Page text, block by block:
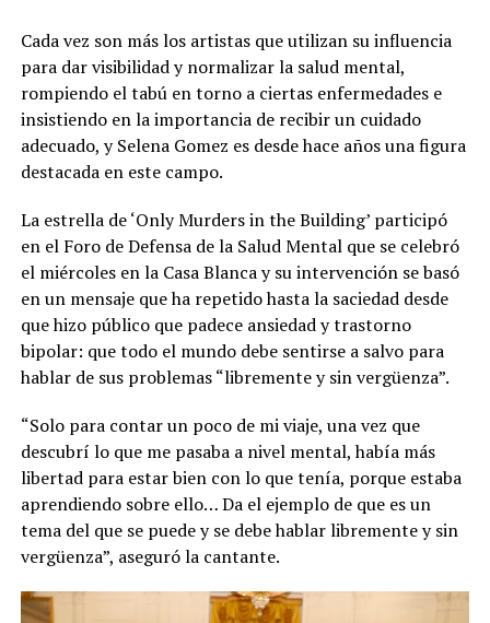
Cada vez son más los artistas que utilizan su influencia
para dar visibilidad y normalizar la salud mental,
rompiendo el tabú en torno a ciertas enfermedades e
insistiendo en la importancia de recibir un cuidado
adecuado, y Selena Gomez es desde hace años una figura
destacada en este campo.
La estrella de ‘Only Murders in the Building’ participó
en el Foro de Defensa de la Salud Mental que se celebró
el miércoles en la Casa Blanca y su intervención se basó
en un mensaje que ha repetido hasta la saciedad desde
que hizo público que padece ansiedad y trastorno
bipolar: que todo el mundo debe sentirse a salvo para
hablar de sus problemas “libremente y sin vergüenza”.
“Solo para contar un poco de mi viaje, una vez que
descubrí lo que me pasaba a nivel mental, había más
libertad para estar bien con lo que tenía, porque estaba
aprendiendo sobre ello… Da el ejemplo de que es un
tema del que se puede y se debe hablar libremente y sin
vergüenza”, aseguró la cantante.